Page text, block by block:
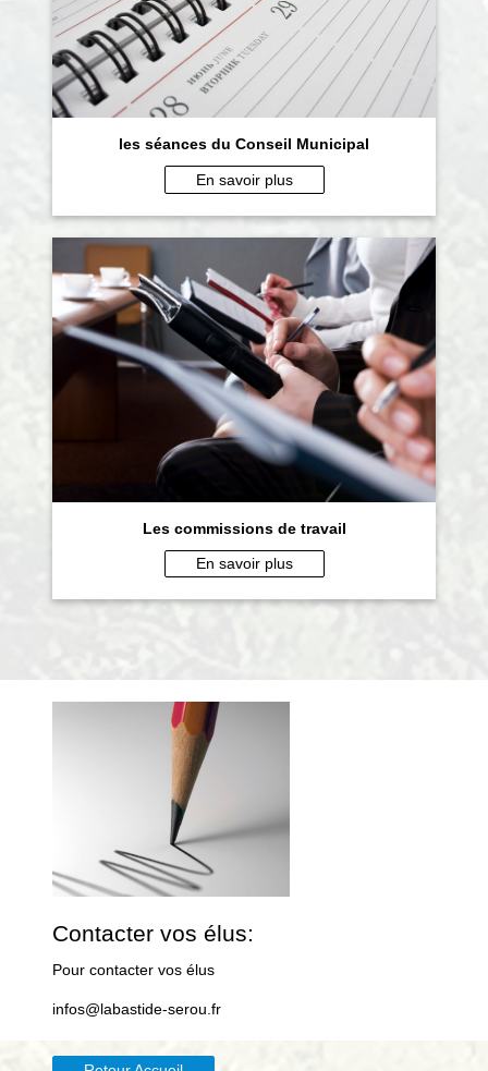
les séances du Conseil Municipal
En savoir plus
Les commissions de travail
En savoir plus
Contacter vos élus:
Pour contacter vos élus
infos@labastide-serou.fr